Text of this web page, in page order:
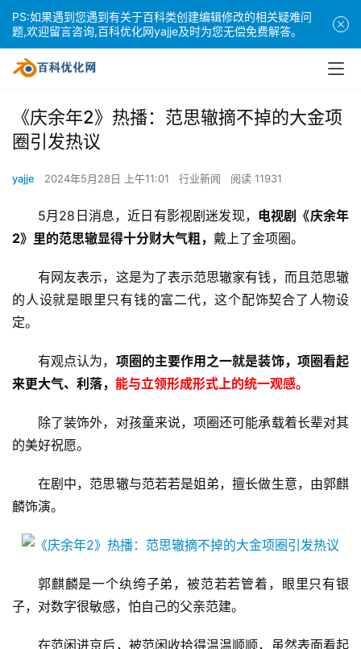
《庆余年2》热播：范思辙摘不掉的大金项
圈引发热议
yajje 2024年5月28日 上午11:01 行业新闻 阅读 11931
5月28日消息，近日有影视剧迷发现， 电视剧《庆余年
2》里的范思辙显得十分财大气粗， 戴上了金项圈。
有网友表示，这是为了表示范思辙家有钱，而且范思辙
的人设就是眼里只有钱的富二代，这个配饰契合了人物设
定。
有观点认为， 项圈的主要作用之一就是装饰，项圈看起
来更大气、利落， 能与立领形成形式上的统一观感。
除了装饰外，对孩童来说，项圈还可能承载着长辈对其
的美好祝愿。
在剧中，范思辙与范若若是姐弟，擅长做生意，由郭麒
麟饰演。
郭麒麟是一个纨绔子弟，被范若若管着，眼里只有银
子，对数字很敏感，怕自己的父亲范建。
在范闲进京后，被范闲收拾得温温顺顺，虽然表面看起
PS:如果遇到您遇到有关于百科类创建编辑修改的相关疑难问
题,欢迎留言咨询,百科优化网yajje及时为您无偿免费解答。